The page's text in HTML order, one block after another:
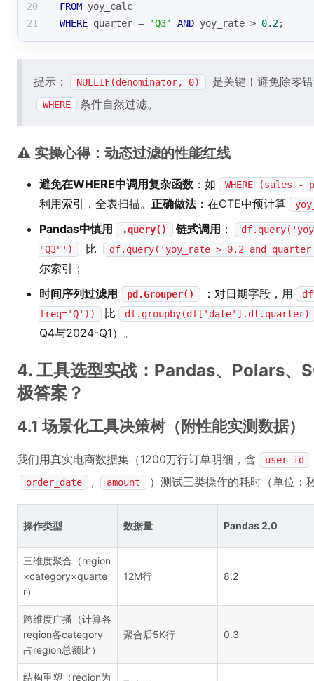
20
FROM yoy_calc
21
WHERE quarter = 'Q3' AND yoy_rate > 0.2;
提示： NULLIF(denominator, 0) 是关键！避免除零
WHERE 条件自然过滤。
⚠️ 实操心得：动态过滤的性能红线
避免在WHERE中调用复杂函数 ：如 WHERE (sales
利用索引，全表扫描。 正确做法：在CTE中预计算
Pandas中慎用 .query() 链式调用 ：
"Q3"')
比 df.query('yoy_rate > 0.2 and
尔索引；
时间序列过滤用
pd.Grouper() ：对日期字段，用
freq='Q'))
比 df.groupby(df['date'].dt.quarter)
Q4与2024-Q1）。
4. 工具选型实战：Pandas、Polars、
极答案？
4.1 场景化工具决策树（附性能实测数据）
我们用真实电商数据集（1200万行订单明细，含 user_id
order_date , amount ）测试三类操作的耗时（单位
操作类型 数据量 Pandas 2.0
三维度聚合（region
×category×quarte
r）
12M行 8.2
跨维度广播（计算各
region各category
占region总额比）
聚合后5K行 0.3
结构重塑（region为